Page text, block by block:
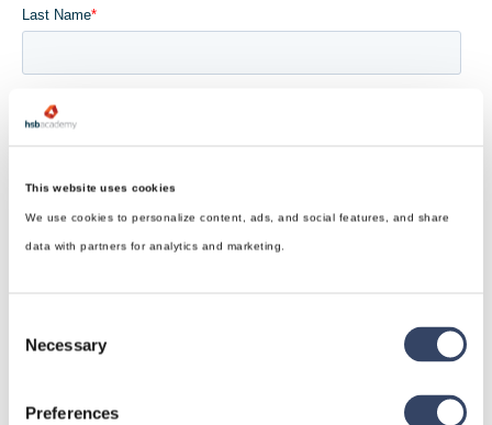
This website uses cookies
We use cookies to personalize content, ads, and social features, and share
data with partners for analytics and marketing.
Selection
Necessary
Preferences